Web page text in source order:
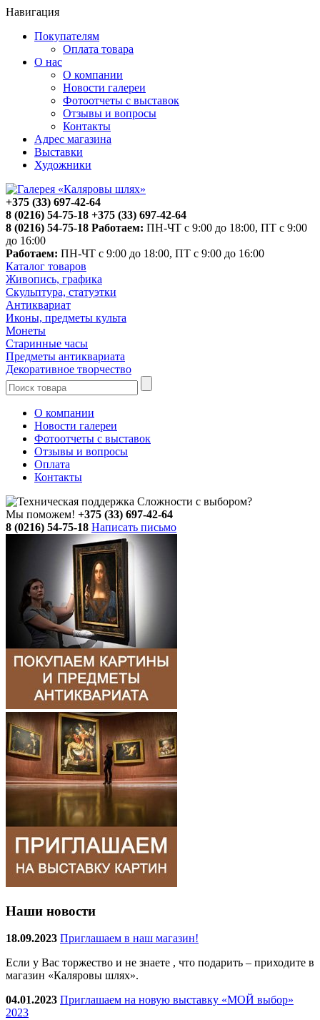
Навигация
Покупателям
Оплата товара
О нас
О компании
Новости галереи
Фотоотчеты с выставок
Отзывы и вопросы
Контакты
Адрес магазина
Выставки
Художники
+375 (33) 697-42-64
8 (0216) 54-75-18 +375 (33) 697-42-64
8 (0216) 54-75-18 Работаем: ПН-ЧТ с 9:00 до 18:00, ПТ с 9:00
до 16:00
Работаем: ПН-ЧТ с 9:00 до 18:00, ПТ с 9:00 до 16:00
Каталог товаров
Живопись, графика
Скульптура, статуэтки
Антиквариат
Иконы, предметы культа
Монеты
Старинные часы
Предметы антиквариата
Декоративное творчество
О компании
Новости галереи
Фотоотчеты с выставок
Отзывы и вопросы
Оплата
Контакты
Сложности с выбором?
Мы поможем! +375 (33) 697-42-64
8 (0216) 54-75-18 Написать письмо
Наши новости
18.09.2023 Приглашаем в наш магазин!
Если у Вас торжество и не знаете , что подарить – приходите в
магазин «Каляровы шлях».
04.01.2023 Приглашаем на новую выставку «МОЙ выбор»
2023